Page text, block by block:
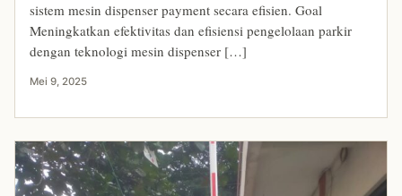
sistem mesin dispenser payment secara efisien. Goal
Meningkatkan efektivitas dan efisiensi pengelolaan parkir
dengan teknologi mesin dispenser […]
Mei 9, 2025